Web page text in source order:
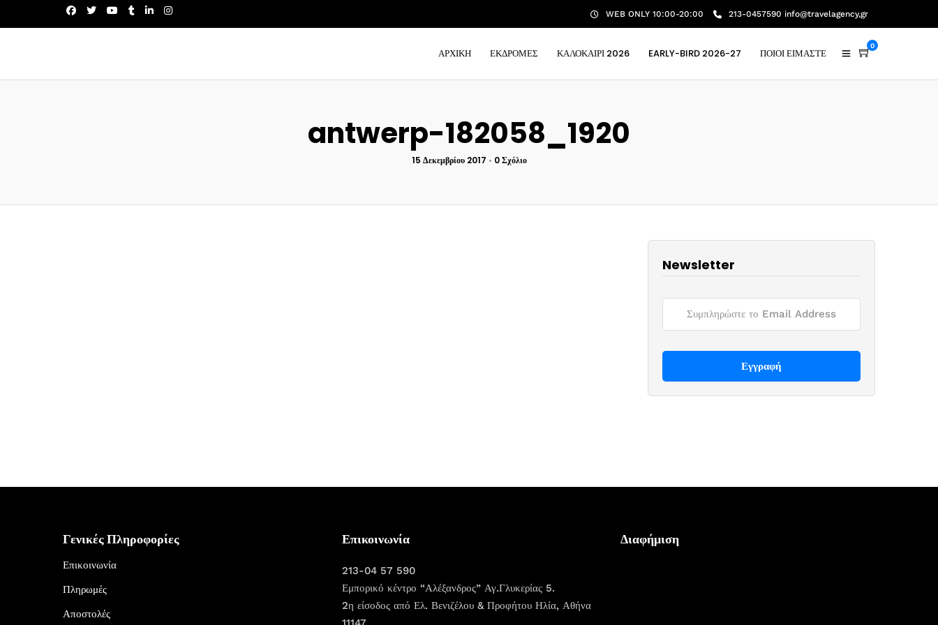
WEB ONLY 10:00-20:00 213-0457590 info@travelagency,gr
ΑΡΧΙΚΗ ΕΚΔΡΟΜΕΣ ΚΑΛΟΚΑΙΡΙ 2026 EARLY-BIRD 2026-27 ΠΟΙΟΙ ΕΙΜΑΣΤΕ
0
antwerp-182058_1920
15 Δεκεμβρίου 2017 • 0 Σχόλιο
Newsletter
Γενικές Πληροφορίες
Επικοινωνία
Πληρωμές
Αποστολές
Επικοινωνία
213-04 57 590
Εμπορικό κέντρο “Αλέξανδρος” Αγ.Γλυκερίας 5.
2η είσοδος από Ελ. Βενιζέλου & Προφήτου Ηλία, Αθήνα
Διαφήμιση